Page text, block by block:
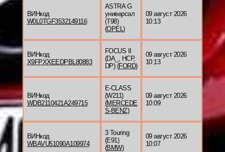
ВИНкод
W0L0TGF3532149116
ASTRA G
универсал
(T98)
(OPEL)
09 август 2026
10:13
ВИНкод
X9FPXXEEDPBL80883
FOCUS II
(DA_, HCP,
DP) (FORD)
09 август 2026
10:13
ВИНкод
WDB2110421A249715
E-CLASS
(W211)
(MERCEDE
S-BENZ)
09 август 2026
10:09
ВИНкод
WBAVU51090A109974
3 Touring
(E91)
(BMW)
09 август 2026
10:07